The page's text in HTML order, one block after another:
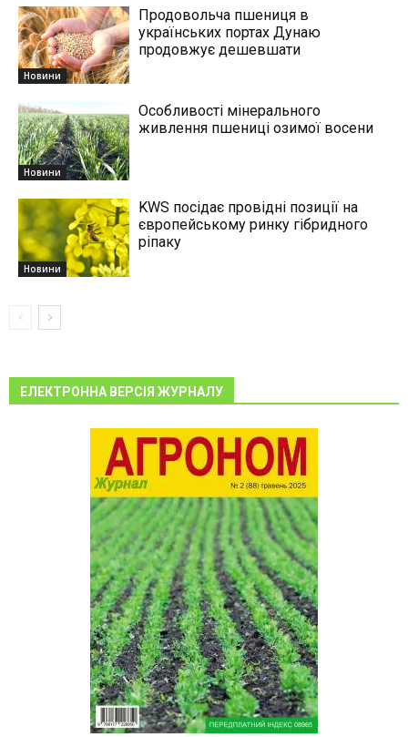
Новини
Продовольча пшениця в
українських портах Дунаю
продовжує дешевшати
Новини
Особливості мінерального
живлення пшениці озимої восени
Новини
KWS посідає провідні позиції на
європейському ринку гібридного
ріпаку
ЕЛЕКТРОННА ВЕРСІЯ ЖУРНАЛУ